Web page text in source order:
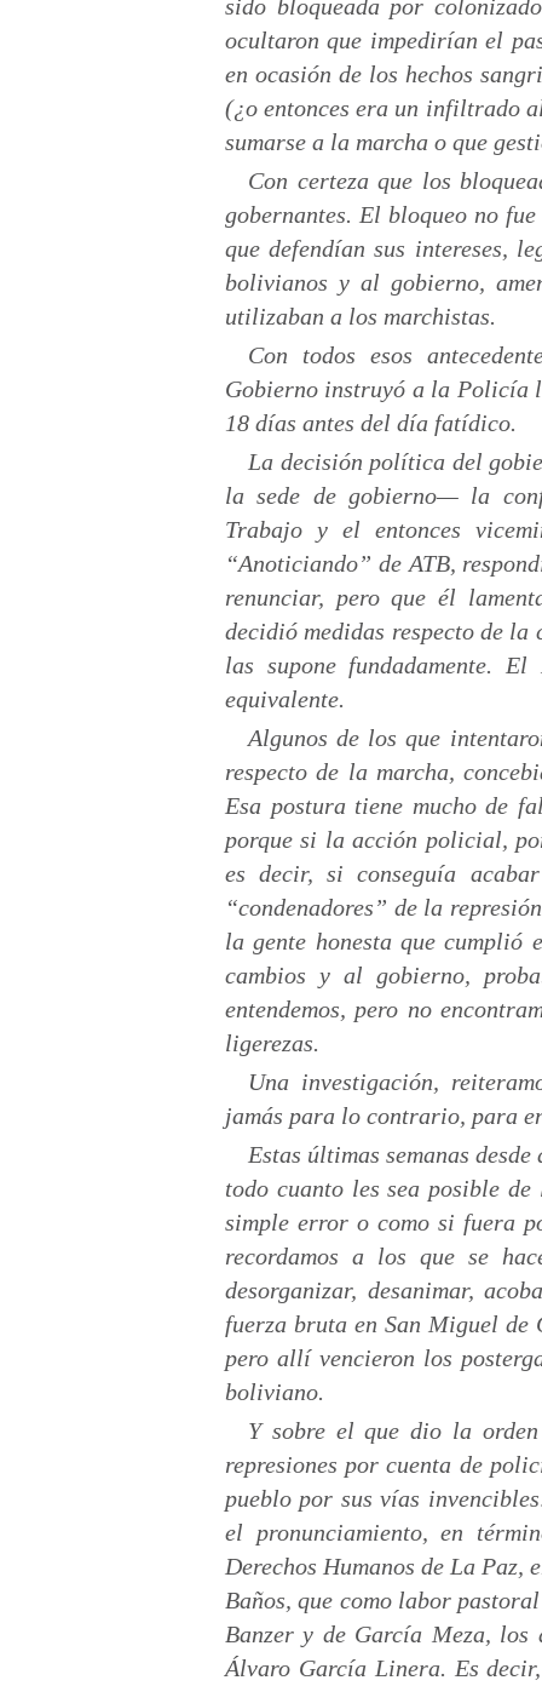
sido bloqueada por
ocultaron que impedirían el
en ocasión de los hechos
(¿o entonces era un infiltrado
sumarse a la marcha o que
Con certeza que los
gobernantes. El bloqueo no
que defendían sus intereses,
bolivianos y al gobierno,
utilizaban a los marchistas.
Con todos esos
Gobierno instruyó a la Policía
18 días antes del día fatídico.
La decisión política del
la sede de gobierno— la
Trabajo y el entonces
“Anoticiando” de ATB,
renunciar, pero que él
decidió medidas respecto de la
las supone fundadamente.
equivalente.
Algunos de los que
respecto de la marcha,
Esa postura tiene mucho de
porque si la acción policial,
es decir, si conseguía
“condenadores” de la
la gente honesta que cumplió
cambios y al gobierno,
entendemos, pero no
ligerezas.
Una investigación,
jamás para lo contrario, para
Estas últimas semanas
todo cuanto les sea posible
simple error o como si fuera
recordamos a los que se
desorganizar, desanimar,
fuerza bruta en San Miguel
pero allí vencieron los
boliviano.
Y sobre el que dio la
represiones por cuenta de
pueblo por sus vías
el pronunciamiento, en
Derechos Humanos de La
Baños, que como labor
Banzer y de García Meza,
Álvaro García Linera. Es